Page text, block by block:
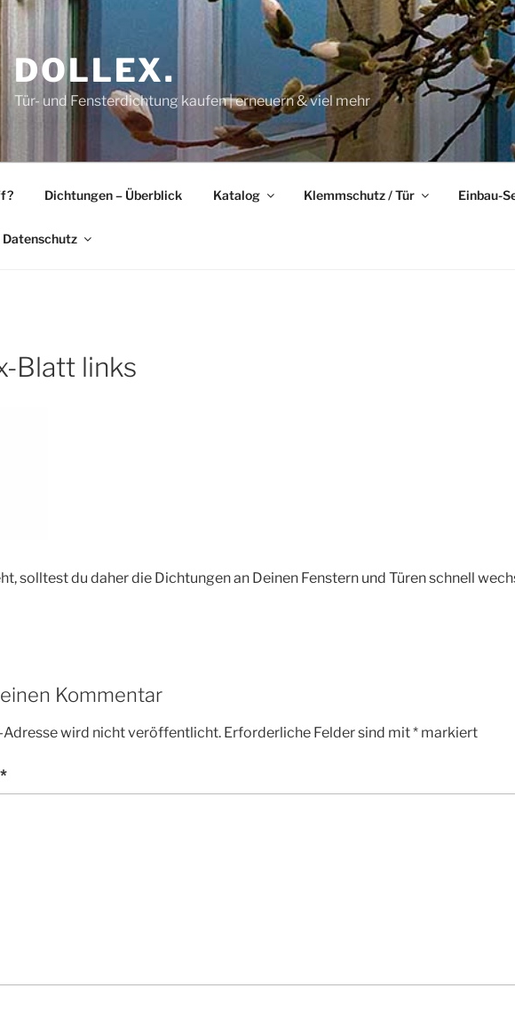
DOLLEX.
Tür- und Fensterdichtung kaufen | erneuern & viel mehr
Dichtungen – Überblick Katalog Klemmschutz / Tür Einbau-
Blatt links
solltest du daher die Dichtungen an Deinen Fenstern und Türen schnell
Kommentar
Adresse wird nicht veröffentlicht. Erforderliche Felder sind mit* markiert
*